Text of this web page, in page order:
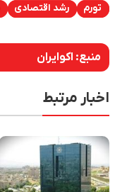
تورم رشد اقتصادی
منبع: اکوایران
اخبار مرتبط